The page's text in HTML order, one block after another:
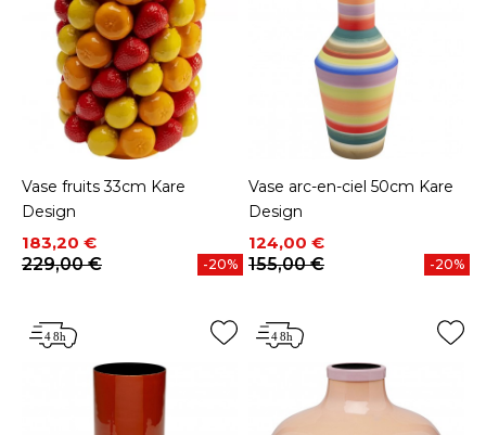
Vase fruits 33cm Kare
Design
Prix
183,20 €
Prix de base
229,00 €
-20%
Vase arc-en-ciel 50cm Kare
Design
Prix
124,00 €
Prix de base
155,00 €
-20%